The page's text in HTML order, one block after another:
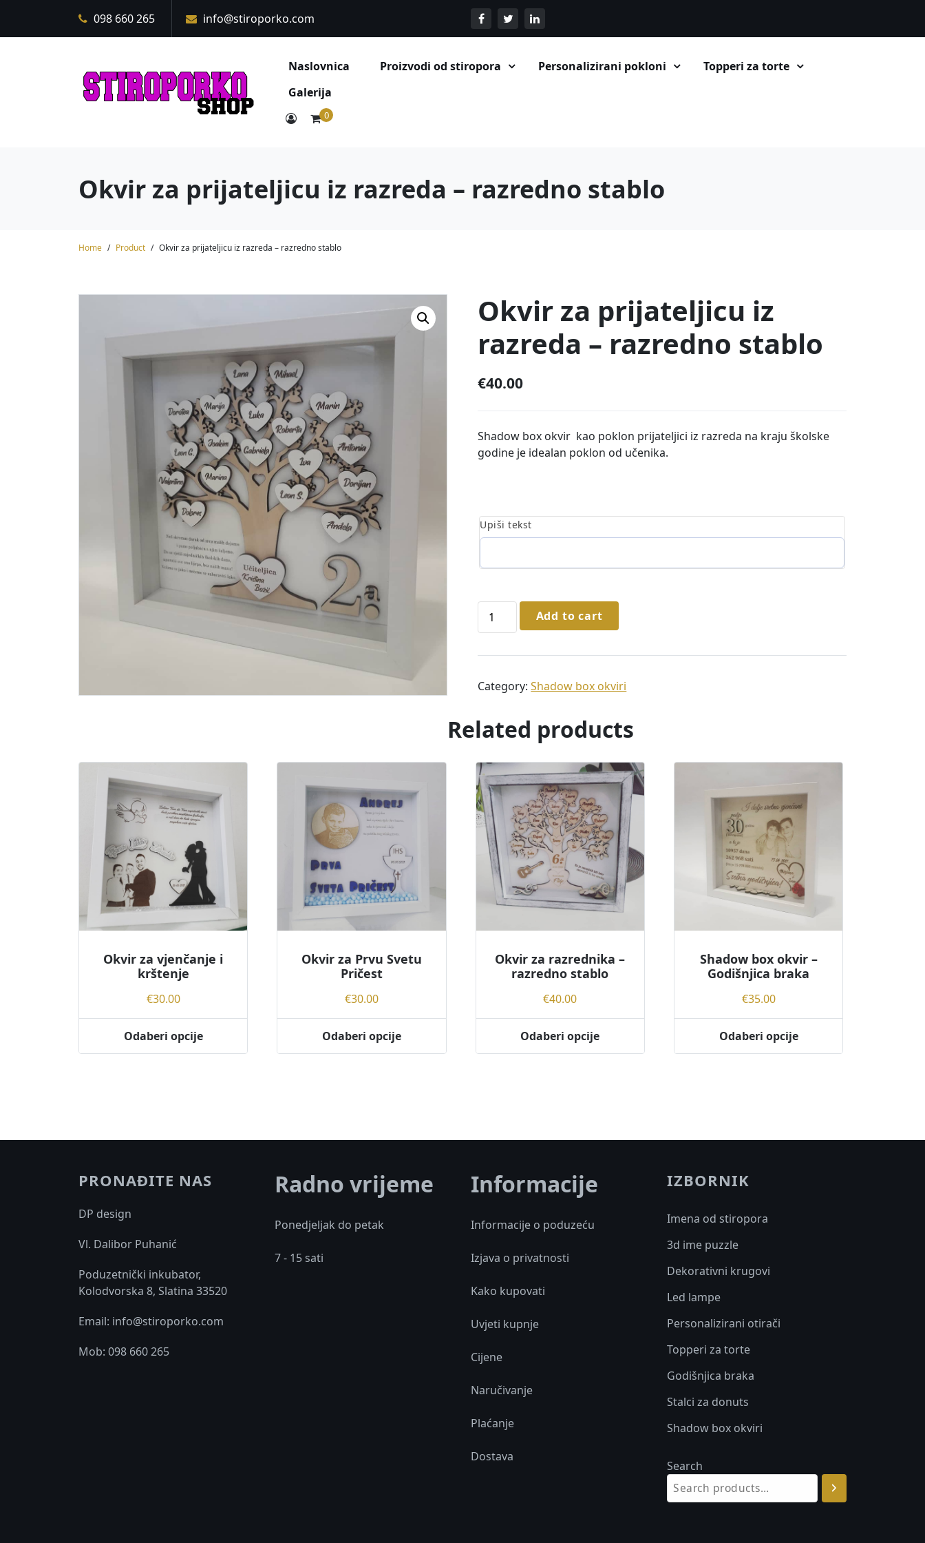
content
098 660 265 info@stiroporko.com
Naslovnica Proizvodi od stiropora Personalizirani pokloni
Topperi za torte
Galerija
0
Okvir za prijateljicu iz razreda – razredno stablo
Home Product Okvir za prijateljicu iz razreda – razredno stablo
Okvir za prijateljicu iz
razreda – razredno stablo
€40.00
Shadow box okvir kao poklon prijateljici iz razreda na kraju školske
godine je idealan poklon od učenika.
Upiši tekst
iz
-
stablo
quantity
Add to cart
Category:Shadow box okviri
Related products
Okvir za vjenčanje i
krštenje
€30.00
Odaberi opcije
Okvir za Prvu Svetu
Pričest
€30.00
Odaberi opcije
Okvir za razrednika –
razredno stablo
€40.00
Odaberi opcije
Shadow box okvir –
Godišnjica braka
€35.00
Odaberi opcije
PRONAĐITE NAS
DP design
Vl. Dalibor Puhanić
Poduzetnički inkubator,
Kolodvorska 8, Slatina 33520
Email: info@stiroporko.com
Mob: 098 660 265
Radno vrijeme
Ponedjeljak do petak
7 - 15 sati
Informacije
Informacije o poduzeću
Izjava o privatnosti
Kako kupovati
Uvjeti kupnje
Cijene
Naručivanje
Plaćanje
Dostava
IZBORNIK
Imena od stiropora
3d ime puzzle
Dekorativni krugovi
Led lampe
Personalizirani otirači
Topperi za torte
Godišnjica braka
Stalci za donuts
Shadow box okviri
Search